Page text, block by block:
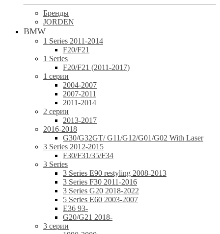
Бренды
JORDEN
BMW
1 Series 2011-2014
F20/F21
1 Series
F20/F21 (2011-2017)
1 серии
2004-2007
2007-2011
2011-2014
2 серии
2013-2017
2016-2018
G30/G32GT/ G11/G12/G01/G02 With Laser
3 Series 2012-2015
F30/F31/35/F34
3 Series
3 Series E90 restyling 2008-2013
3 Series F30 2011-2016
3 Series G20 2018-2022
5 Series E60 2003-2007
E36 93-
G20/G21 2018-
3 серии